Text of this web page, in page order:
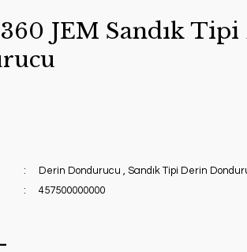
JEM Sandık
Derin Dondurucu , Sandık Tipi Derin
457500000000